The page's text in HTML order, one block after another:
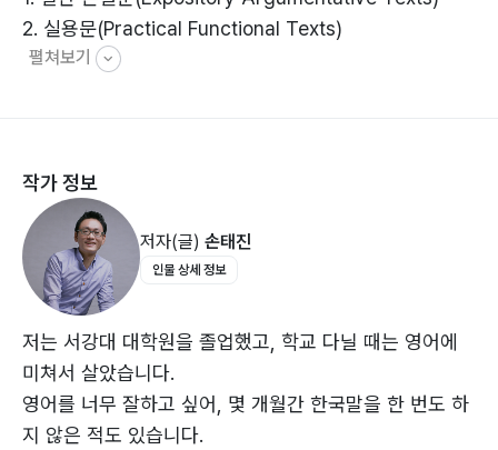
2. 실용문(Practical Functional Texts)
3. 서사·기타(Narrative Others)
2. 미괄식(Top-Last Structure: 결론이 마직막에 등장)
3. 통념-반박 구조(Refutation-Counterargument)
4. 비교/대조 구조(Comparison/Contrast)
5. 문제-해결 구조(Problem-Solution)
6. 원인-결과 구조(Cause-Effect)
7. 일반-구체 구조(General-Specific)
8. 문맥 파악
9. 일치/불일치
10. 순서배열
펼쳐보기
작가 정보
저자(글) 손태진
인물 상세 정보
저는 서강대 대학원을 졸업했고, 학교 다닐 때는 영어에
미쳐서 살았습니다.
영어를 너무 잘하고 싶어, 몇 개월간 한국말을 한 번도 하
지 않은 적도 있습니다.